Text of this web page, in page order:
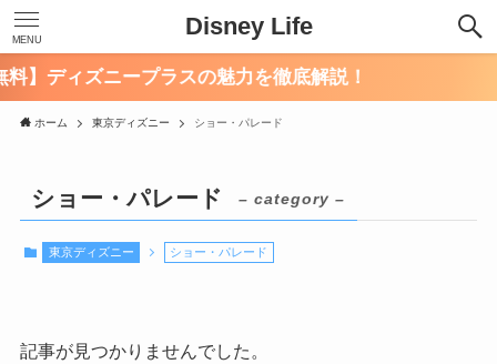
Disney Life
MENU
】ディズニープラスの魅力を徹底解説！
ホーム 東京ディズニー ショー・パレード
ショー・パレード – category –
東京ディズニー ショー・パレード
記事が見つかりませんでした。